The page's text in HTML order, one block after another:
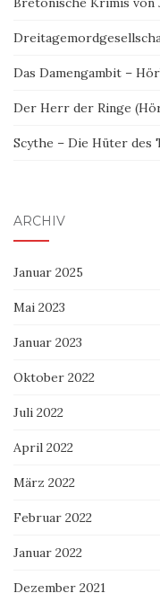
Das Damengambit –
Der Herr der Ringe
Scythe – Die Hüter des
ARCHIV
Januar 2025
Mai 2023
Januar 2023
Oktober 2022
Juli 2022
April 2022
März 2022
Februar 2022
Januar 2022
Dezember 2021